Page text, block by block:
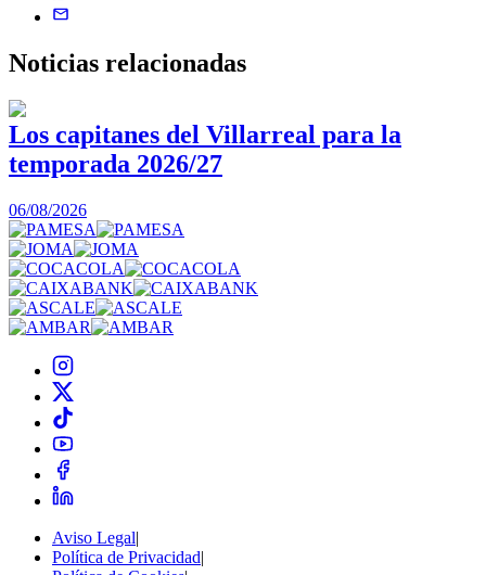
Noticias relacionadas
Los capitanes del Villarreal para la
temporada 2026/27
06/08/2026
Aviso Legal|
Política de Privacidad|